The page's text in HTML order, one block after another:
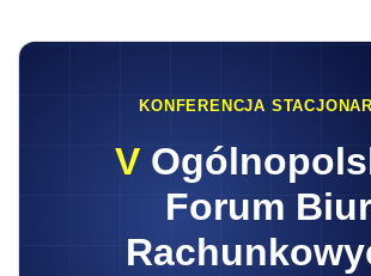
KONFERENCJA
V
Forum Biur